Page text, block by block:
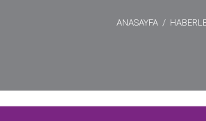
ANASAYFA/